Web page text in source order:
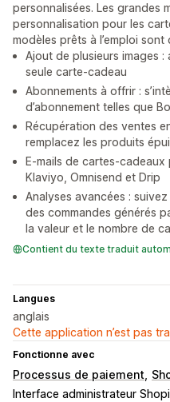
personnalisées. Les grandes
personnalisation pour les
modèles prêts à l’emploi sont
Ajout de plusieurs images :
seule carte-cadeau
Abonnements à offrir :
d’abonnement telles que
Récupération des ventes
remplacez les produits
E-mails de cartes-cadeaux
Klaviyo, Omnisend et Drip
Analyses avancées :
des commandes générés
la valeur et le nombre de
Contient du texte traduit
Langues
anglais
Cette application n’est pas
Fonctionne avec
Processus de paiement
Interface administrateur